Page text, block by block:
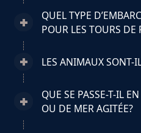
QUEL TYPE
POUR LES TOURS
LES ANIMAUX SONT-
QUE SE PASSE-T-IL
OU DE MER AGITÉE?